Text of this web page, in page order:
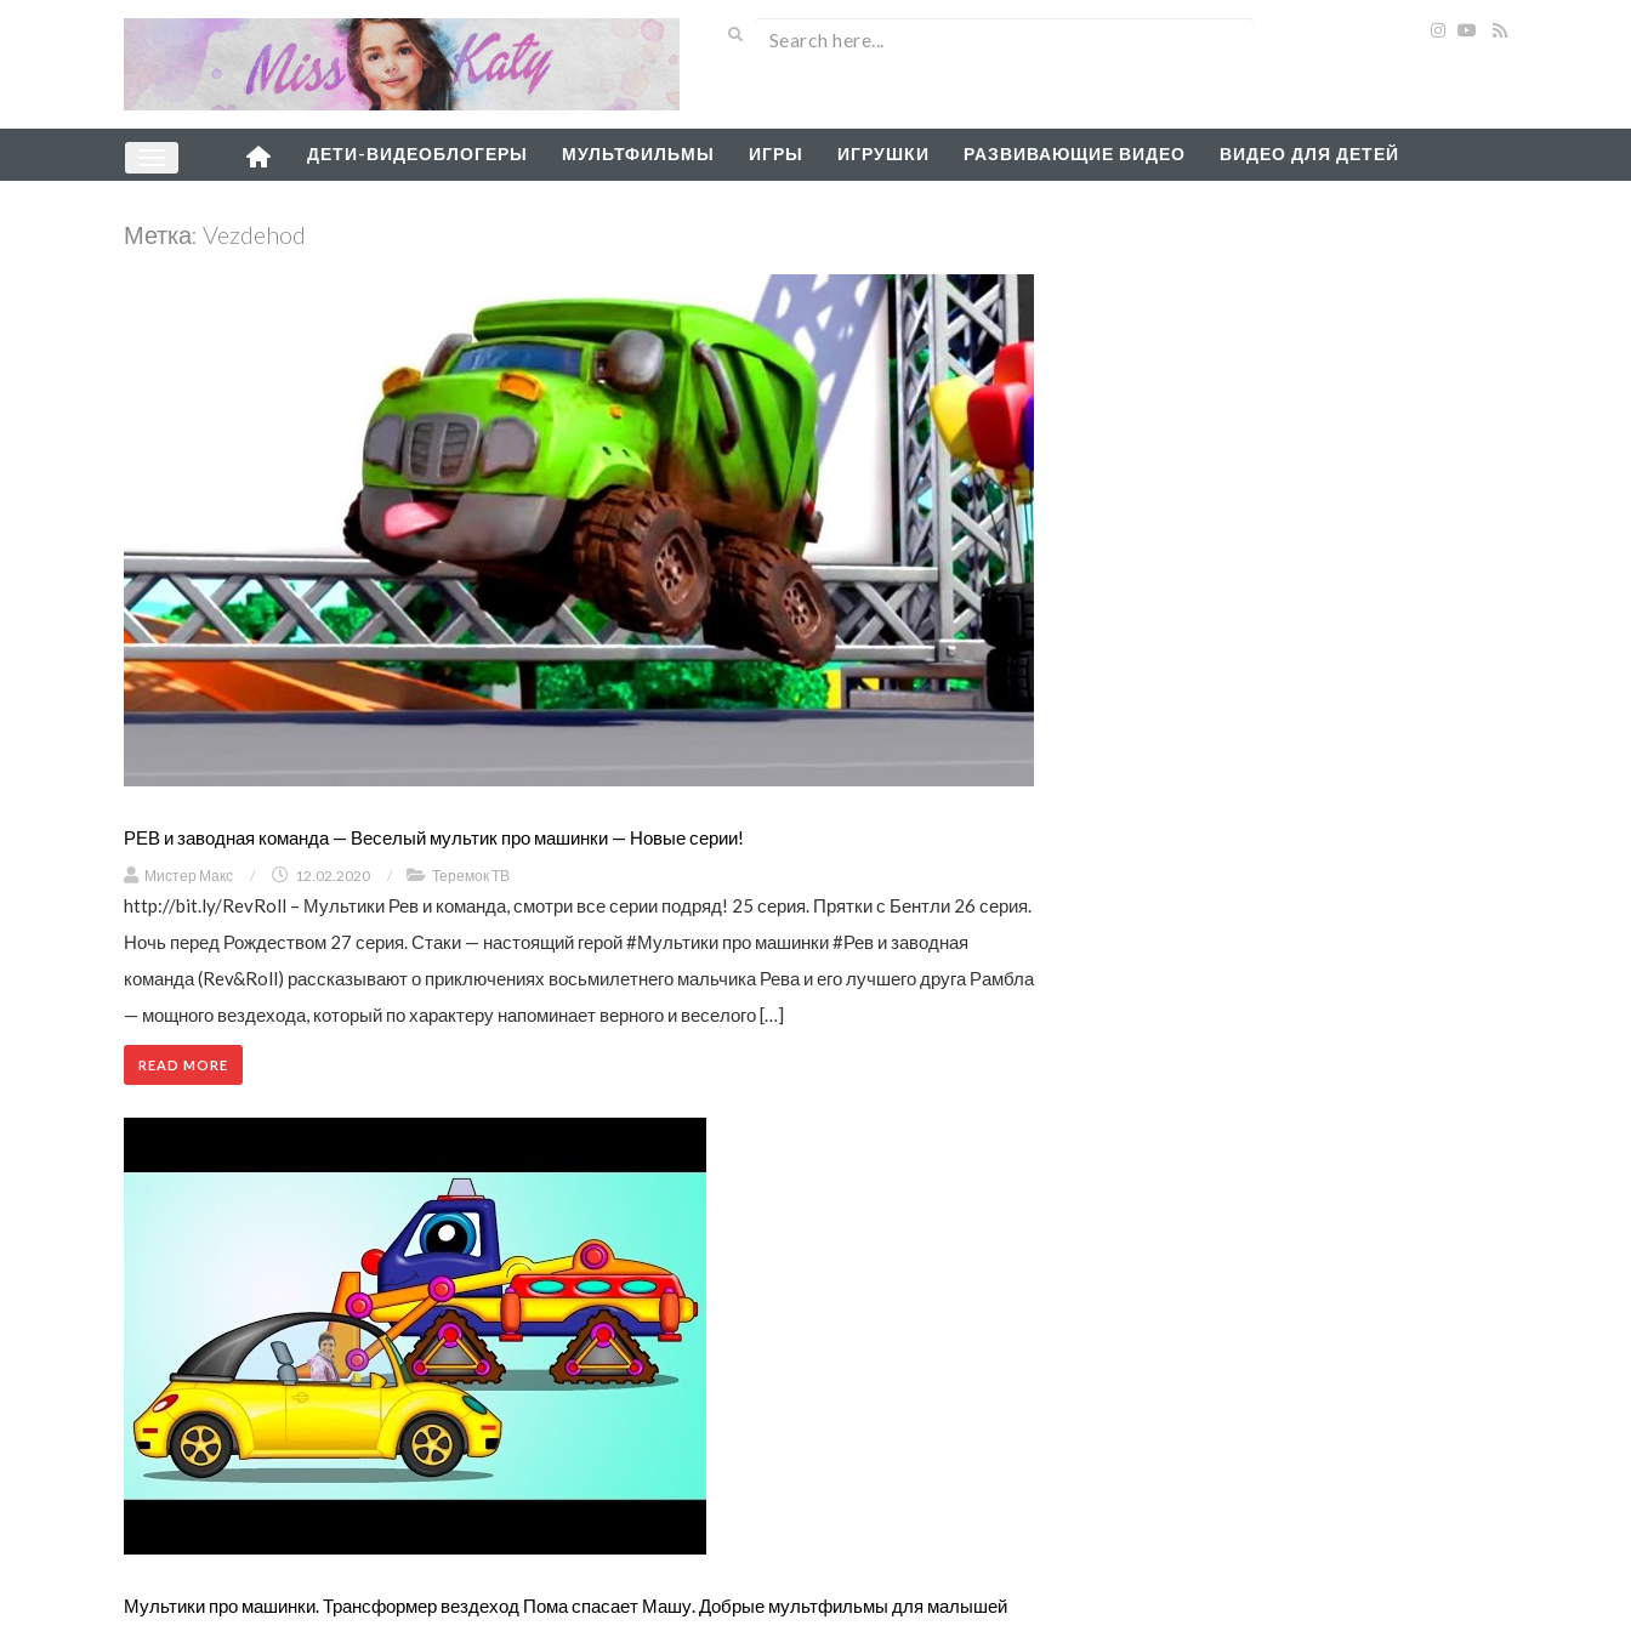
ДЕТИ-ВИДЕОБЛОГЕРЫ МУЛЬТФИЛЬМЫ ИГРЫ ИГРУШКИ РАЗВИВАЮЩИЕ ВИДЕО ВИДЕО ДЛЯ ДЕТЕЙ
Метка: Vezdehod
РЕВ и заводная команда — Веселый мультик про машинки — Новые серии!
Мистер Макс / 12.02.2020 / Теремок ТВ
http://bit.ly/RevRoll – Мультики Рев и команда, смотри все серии подряд! 25 серия. Прятки с Бентли 26 серия.
Ночь перед Рождеством 27 серия. Стаки — настоящий герой #Мультики про машинки #Рев и заводная
команда (Rev&Roll) рассказывают о приключениях восьмилетнего мальчика Рева и его лучшего друга Рамбла
— мощного вездехода, который по характеру напоминает верного и веселого […]
READ MORE
Мультики про машинки. Трансформер вездеход Пома спасает Машу. Добрые мультфильмы для малышей